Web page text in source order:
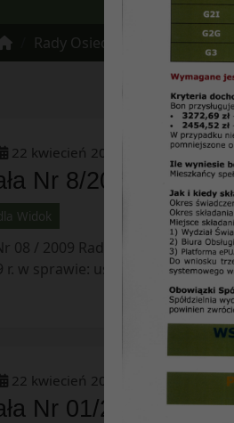
Rady Osiedla Widok
22 kwiecień 2016
Nr 8/2009 z dnia
Widok
08 / 2009 Rady Osiedla „Widok”
r. w sprawie: ustalenia zasad
22 kwiecień 2016
Nr 01/2010 z